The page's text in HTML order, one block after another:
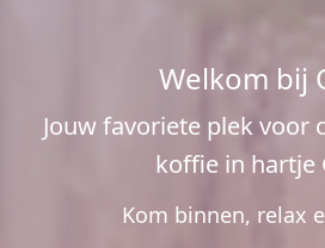
Welkom bij
Jouw favoriete plek voor
koffiein hartje
Kom binnen, relax